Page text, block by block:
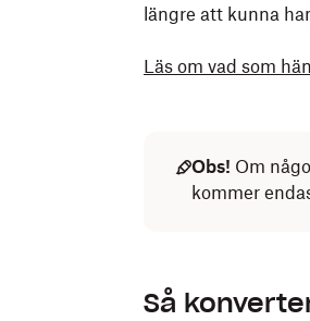
längre att kunna
Läs om vad som
Obs! Om
kommer
Så